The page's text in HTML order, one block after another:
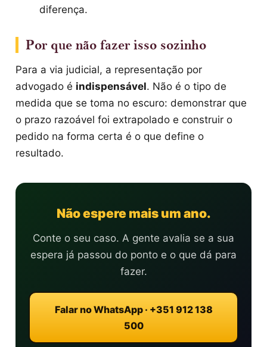
diferença.
Por que não fazer isso sozinho
Para a via judicial, a representação por
advogado é indispensável. Não é o tipo de
medida que se toma no escuro: demonstrar que
o prazo razoável foi extrapolado e construir o
pedido na forma certa é o que define o
resultado.
Não espere mais um ano.
Conte o seu caso. A gente avalia se a sua
espera já passou do ponto e o que dá para
fazer.
Falar no WhatsApp · +351 912 138
500